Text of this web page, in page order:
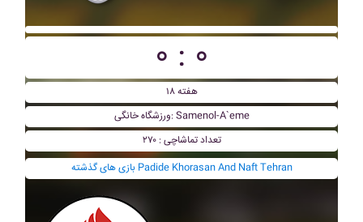
۰ : ۰
هفته ۱۸
ورزشگاه خانگی: Samenol-A`eme
تعداد تماشاچی : ۲۷۰
بازی های گذشته Padide Khorasan And Naft Tehran